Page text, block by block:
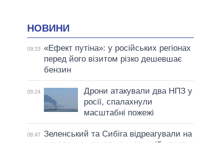
НОВИНИ
09:33 «Ефект путіна»: у російських регіонах
перед його візитом різко дешевшає
бензин
09:24
Дрони атакували два НПЗ у
росії, спалахнули
масштабні пожежі
08:47 Зеленський та Сибіга відреагували на